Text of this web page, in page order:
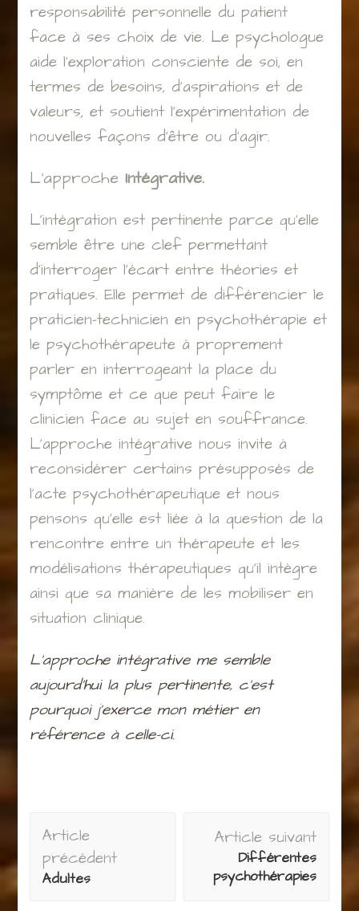
responsabilité personnelle du patient
face à ses choix de vie. Le psychologue
aide l’exploration consciente de soi, en
termes de besoins, d’aspirations et de
valeurs, et soutient l’expérimentation de
nouvelles façons d’être ou d’agir.
L’approcheIntégrative.
L’intégration est pertinente parce qu’elle
semble être une clef permettant
d’interroger l’écart entre théories et
pratiques. Elle permet de différencier le
praticien-technicien en psychothérapie et
le psychothérapeute à proprement
parler en interrogeant la place du
symptôme et ce que peut faire le
clinicien face au sujet en souffrance.
L’approche intégrative nous invite à
reconsidérer certains présupposés de
l’acte psychothérapeutique et nous
pensons qu’elle est liée à la question de la
rencontre entre un thérapeute et les
modélisations thérapeutiques qu’il intègre
ainsi que sa manière de les mobiliser en
situation clinique.
L’approche intégrative me semble
aujourd’hui la plus pertinente, c’est
pourquoi j’exerce mon métier en
référence à celle-ci.
Navigation
d'article
Article
précédent
Adultes
Article suivant
Différentes
psychothérapies